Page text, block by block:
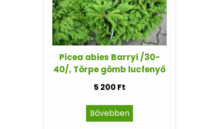
Picea abies Barryi /30-
40/, Törpe gömb lucfenyő
5 200 Ft
Bővebben